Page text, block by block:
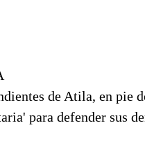
de Atila, en pie
para defender sus